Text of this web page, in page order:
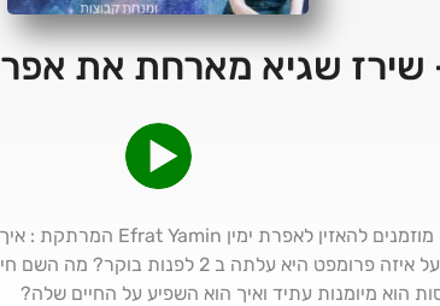
שירז שגיא מארחת את
הוא מיומנות עתיד ואיך הוא השפיע על החיים שלה?